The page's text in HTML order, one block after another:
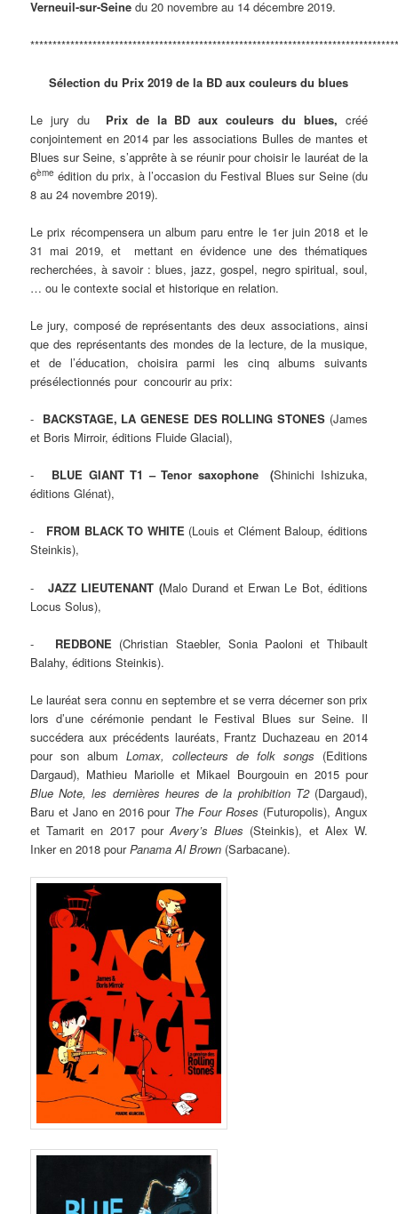
Verneuil-sur-Seine du 20 novembre au 14 décembre 2019.
Sélection du Prix 2019 de la BD aux couleurs du blues
Le jury du Prix de la BD aux couleurs du blues, créé
conjointement en 2014 par les associations Bulles de mantes et
Blues sur Seine, s’apprête à se réunir pour choisir le lauréat de la
6ème édition du prix, à l’occasion du Festival Blues sur Seine (du
8 au 24 novembre 2019).
Le prix récompensera un album paru entre le 1er juin 2018 et le
31 mai 2019, et mettant en évidence une des thématiques
recherchées, à savoir : blues, jazz, gospel, negro spiritual, soul,
… ou le contexte social et historique en relation.
Le jury, composé de représentants des deux associations, ainsi
que des représentants des mondes de la lecture, de la musique,
et de l’éducation, choisira parmi les cinq albums suivants
présélectionnés pour concourir au prix:
- BACKSTAGE, LA GENESE DES ROLLING STONES (James
et Boris Mirroir, éditions Fluide Glacial),
- BLUE GIANT T1 – Tenor saxophone (Shinichi Ishizuka,
éditions Glénat),
- FROM BLACK TO WHITE (Louis et Clément Baloup, éditions
Steinkis),
- JAZZ LIEUTENANT (Malo Durand et Erwan Le Bot, éditions
Locus Solus),
- REDBONE (Christian Staebler, Sonia Paoloni et Thibault
Balahy, éditions Steinkis).
Le lauréat sera connu en septembre et se verra décerner son prix
lors d’une cérémonie pendant le Festival Blues sur Seine. Il
succédera aux précédents lauréats, Frantz Duchazeau en 2014
pour son albumLomax, collecteurs de folk songs (Editions
Dargaud), Mathieu Mariolle et Mikael Bourgouin en 2015 pour
Blue Note, les dernières heures de la prohibition T2(Dargaud),
Baru et Jano en 2016 pour The Four Roses (Futuropolis), Angux
et Tamarit en 2017 pourAvery’s Blues (Steinkis), et Alex W.
Inker en 2018 pourPanama Al Brown (Sarbacane).